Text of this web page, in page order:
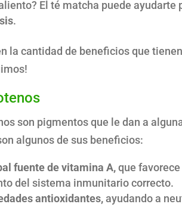
El té matcha puede ayudarte
.
la cantidad de beneficios que
son pigmentos que le dan a
algunos de sus beneficios:
fuente de vitamina A,que
del sistema inmunitario correcto.
antioxidantes,ayudando a